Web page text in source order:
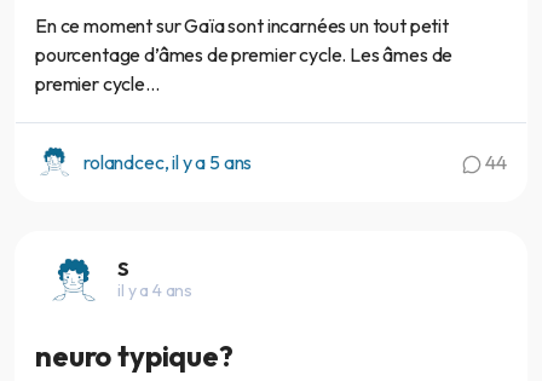
En ce moment sur Gaïa sont incarnées un tout petit
pourcentage d’âmes de premier cycle. Les âmes de
premier cycle...
rolandcec, il y a 5 ans 44
S
il y a 4 ans
neuro typique?